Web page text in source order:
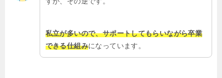
私立が多いので、サポートしてもらいながら卒業
できる仕組みになっています。